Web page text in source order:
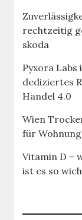
rechtzeitig
skoda
Pyxora
dediziertes
Handel 4.0
Wien
für
Vitamin D –
ist es so